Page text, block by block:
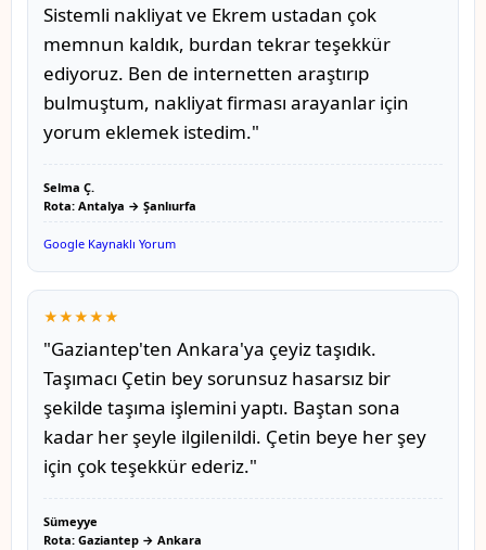
Sistemli nakliyat ve Ekrem ustadan çok
memnun kaldık, burdan tekrar teşekkür
ediyoruz. Ben de internetten araştırıp
bulmuştum, nakliyat firması arayanlar için
yorum eklemek istedim."
Selma Ç.
Rota: Antalya → Şanlıurfa
Google Kaynaklı Yorum
★★★★★
"Gaziantep'ten Ankara'ya çeyiz taşıdık.
Taşımacı Çetin bey sorunsuz hasarsız bir
şekilde taşıma işlemini yaptı. Baştan sona
kadar her şeyle ilgilenildi. Çetin beye her şey
için çok teşekkür ederiz."
Sümeyye
Rota: Gaziantep → Ankara